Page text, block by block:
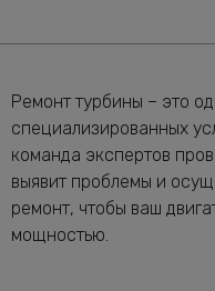
Ремонт турбины – это
специализированных
команда экспертов
выявит проблемы и
ремонт, чтобы ваш
мощностью.